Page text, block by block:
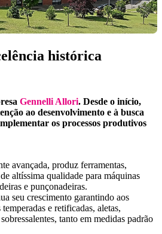
histórica
Gennelli Allori. Desde o início,
ao desenvolvimento e à busca
os processos produtivos
avançada, produz ferramentas,
altíssima qualidade para máquinas
e punçonadeiras.
seu crescimento garantindo aos
e retificadas, aletas,
tanto em medidas padrão